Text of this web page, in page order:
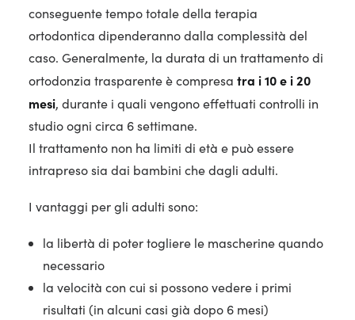
conseguente tempo totale della terapia
ortodontica dipenderanno dalla complessità del
caso. Generalmente, la durata di un trattamento di
ortodonzia trasparente è compresa tra i 10 e i 20
mesi, durante i quali vengono effettuati controlli in
studio ogni circa 6 settimane.
Il trattamento non ha limiti di età e può essere
intrapreso sia dai bambini che dagli adulti.
I vantaggi per gli adulti sono:
la libertà di poter togliere le mascherine quando
necessario
la velocità con cui si possono vedere i primi
risultati (in alcuni casi già dopo 6 mesi)